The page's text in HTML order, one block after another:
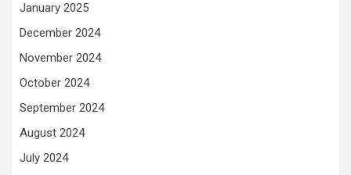
January 2025
December 2024
November 2024
October 2024
September 2024
August 2024
July 2024